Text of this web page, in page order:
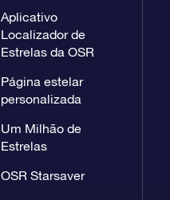
Aplicativo
Localizador de
Estrelas da OSR
Página estelar
personalizada
Um Milhão de
Estrelas
OSR Starsaver